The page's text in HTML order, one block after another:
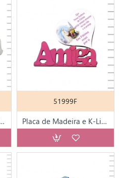
Placa Prateada Parentesco
51999F
Placa de Madeira e K-Line 10*10cm